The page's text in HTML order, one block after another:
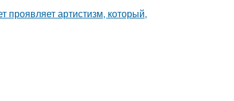
проявляет артистизм, который,